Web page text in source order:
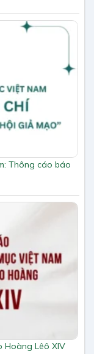
Thông cáo báo
Hoàng Lêô XIV